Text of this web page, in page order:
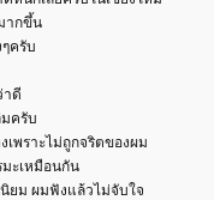
ากขึ้น
ครับ
าดี
ครับ
พราะไม่ถูกจริตของผม
ะเหมือนกัน
ยม ผมฟังแล้วไม่จับใจ